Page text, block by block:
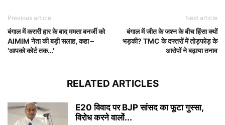
Previous article
बंगाल में करारी हार के बाद ममता बनर्जी को
AIMIM नेता की बड़ी सलाह, कहा –
‘आपको कोर्ट तक…’
Next article
बंगाल में जीत के जश्न के बीच हिंसा क्यों
भड़की? TMC के दफ्तरों में तोड़फोड़ के
आरोपों ने बढ़ाया तनाव
RELATED ARTICLES
E20 विवाद पर BJP सांसद का फूटा गुस्सा,
विरोध करने वालों...